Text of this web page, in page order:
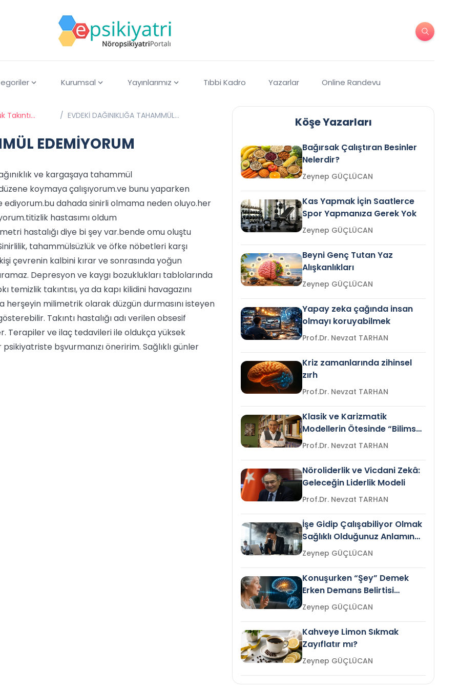
Kurumsal Yayınlarımız Tıbbi Kadro Yazarlar Online Randevu
Takıntı / EVDEKİ DAĞINIKLIĞA TAHAMMÜL
EDEMİYORUM
ve kargaşaya tahammül
koymaya çalışıyorum.ve bunu yaparken
dahada sinirli olmama neden oluyo.her
hastasımı oldum
hastalığı diye bi şey var.bende omu oluştu
tahammülsüzlük ve öfke nöbetleri karşı
çevrenin kalbini kırar ve sonrasında yoğun
Depresyon ve kaygı bozuklukları tablolarında
temizlik takıntısı, ya da kapı kilidini havagazını
herşeyin milimetrik olarak düzgün durmasını isteyen
Takıntı hastalığı adı verilen obsesif
Terapiler ve ilaç tedavileri ile oldukça yüksek
bşvurmanızı öneririm. Sağlıklı günler
Köşe Yazarları
Bağırsak Çalıştıran Besinler
Nelerdir?
Zeynep GÜÇLÜCAN
Kas Yapmak İçin Saatlerce
Spor Yapmanıza Gerek Yok
Zeynep GÜÇLÜCAN
Beyni Genç Tutan Yaz
Alışkanlıkları
Zeynep GÜÇLÜCAN
Yapay zeka çağında insan
olmayı koruyabilmek
Prof.Dr. Nevzat TARHAN
Kriz zamanlarında zihinsel
zırh
Prof.Dr. Nevzat TARHAN
Klasik ve Karizmatik
Modellerin Ötesinde “Bilimsel
Liderlik”
Prof.Dr. Nevzat TARHAN
Nöroliderlik ve Vicdani Zekâ:
Geleceğin Liderlik Modeli
Prof.Dr. Nevzat TARHAN
İşe Gidip Çalışabiliyor Olmak
Sağlıklı Olduğunuz Anlamına
Gelir mi?Zeynep GÜÇLÜCAN
Konuşurken “Şey” Demek
Erken Demans Belirtisi
Olabilir mi?Zeynep GÜÇLÜCAN
Kahveye Limon Sıkmak
Zayıflatır mı?
Zeynep GÜÇLÜCAN